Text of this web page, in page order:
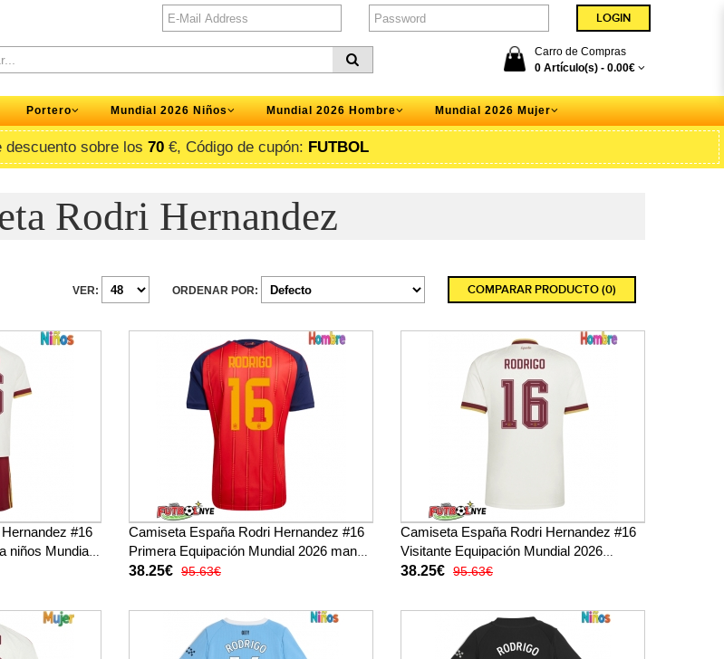
Carro de Compras
0 Artículo(s) - 0.00€
Portero Mundial 2026 Niños Mundial 2026 Hombre Mundial 2026 Mujer
sobre los 70€, Código de cupón: FUTBOL
Rodri Hernandez
COMPARAR PRODUCTO (0)
ORDENAR POR:
VER:
#16
niños Mundial
cortos)
Camiseta España Rodri Hernandez #16
Primera Equipación Mundial 2026 manga
corta
38.25€ 95.63€
Camiseta España Rodri Hernandez #16
Visitante Equipación Mundial 2026
manga corta
38.25€ 95.63€